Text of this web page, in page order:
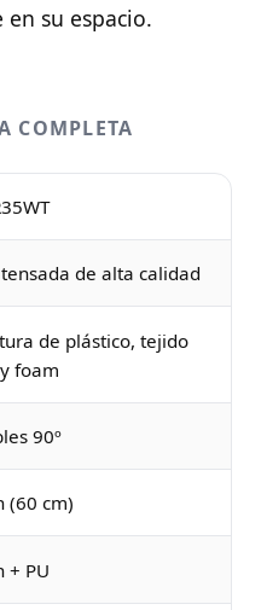
su espacio.
COMPLETA
de alta calidad
de plástico, tejido
foam
90º
(60 cm)
+ PU